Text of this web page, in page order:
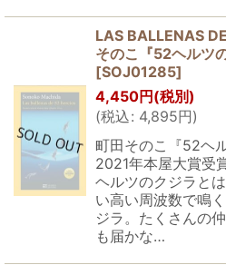
LAS BALLENAS
そのこ『52ヘルツ
[SOJ01285]
4,450円 (税別)
(税込: 4,895円)
町田そのこ『52ヘ
2021年本屋大賞受
ヘルツのクジラと
い高い周波数で鳴
ジラ。たくさんの
も届かな…